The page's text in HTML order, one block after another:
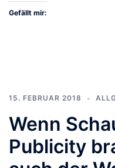
Gefällt mir:
15. FEBRUAR 2018
Wenn
Publicity